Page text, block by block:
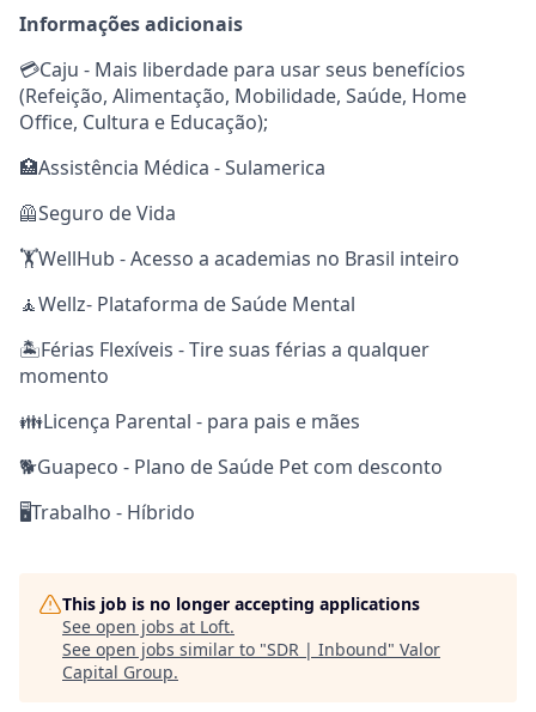
Informações adicionais
💳Caju - Mais liberdade para usar seus benefícios
(Refeição, Alimentação, Mobilidade, Saúde, Home
Office, Cultura e Educação);
🏥Assistência Médica - Sulamerica
🦺Seguro de Vida
🏋️WellHub - Acesso a academias no Brasil inteiro
🧘Wellz- Plataforma de Saúde Mental
🏝️Férias Flexíveis - Tire suas férias a qualquer
momento
👪Licença Parental - para pais e mães
🐕Guapeco - Plano de Saúde Pet com desconto
🖥️Trabalho - Híbrido
This job is no longer accepting applications
See open jobs at Loft.
See open jobs similar to "SDR | Inbound" Valor
Capital Group.